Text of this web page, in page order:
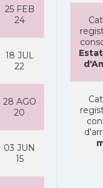
25 FEB
24
18 JUL
22
28 AGO
20
03 JUN
15